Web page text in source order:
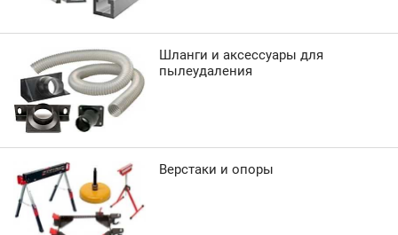
Шланги и аксессуары для
пылеудаления
Верстаки и опоры